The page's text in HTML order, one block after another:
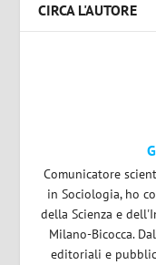
CIRCA L'AUTORE
Comunicatore
in Sociologia, ho
della Scienza e
Milano-Bicocca.
editoriali e